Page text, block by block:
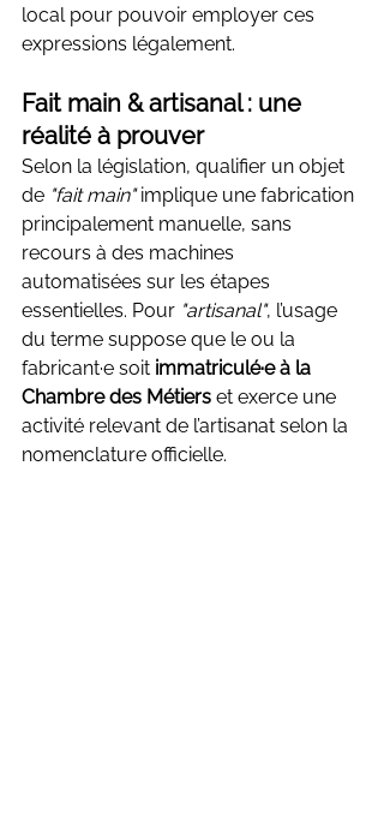
local pour pouvoir employer ces
expressions légalement.
Fait main & artisanal : une
réalité à prouver
Selon la législation, qualifier un objet
de "fait main" implique une fabrication
principalement manuelle, sans
recours à des machines
automatisées sur les étapes
essentielles. Pour "artisanal", l’usage
du terme suppose que le ou la
fabricant·e soit immatriculé·e à la
Chambre des Métiers et exerce une
activité relevant de l’artisanat selon la
nomenclature officielle.